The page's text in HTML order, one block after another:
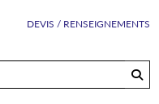
DEVIS / RENSEIGNEMENTS